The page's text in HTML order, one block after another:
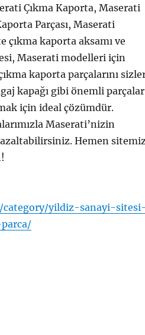
Çıkma Kaporta, Maserati
Parçası, Maserati
kaporta aksamı ve
Maserati modelleri için
kaporta parçalarını
kapağı gibi önemli
için ideal çözümdür.
Maserati’nizin
Hemen
yildiz-sanayi-